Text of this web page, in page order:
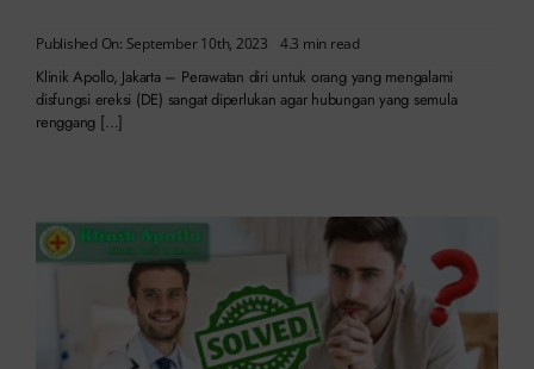
Published On: September 10th, 2023 4.3 min read
Klinik Apollo, Jakarta – Perawatan diri untuk orang yang mengalami
disfungsi ereksi (DE) sangat diperlukan agar hubungan yang semula
renggang […]